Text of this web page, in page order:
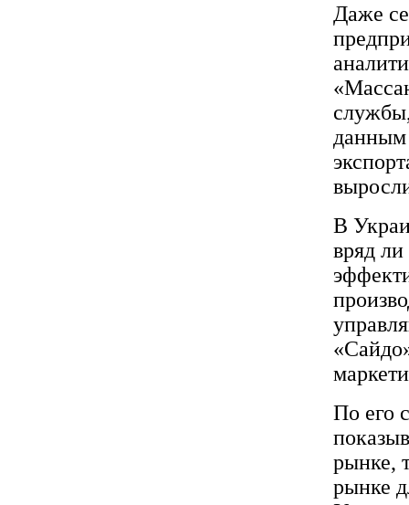
Даже
данным
В
вряд
По его
рынке,
рынке